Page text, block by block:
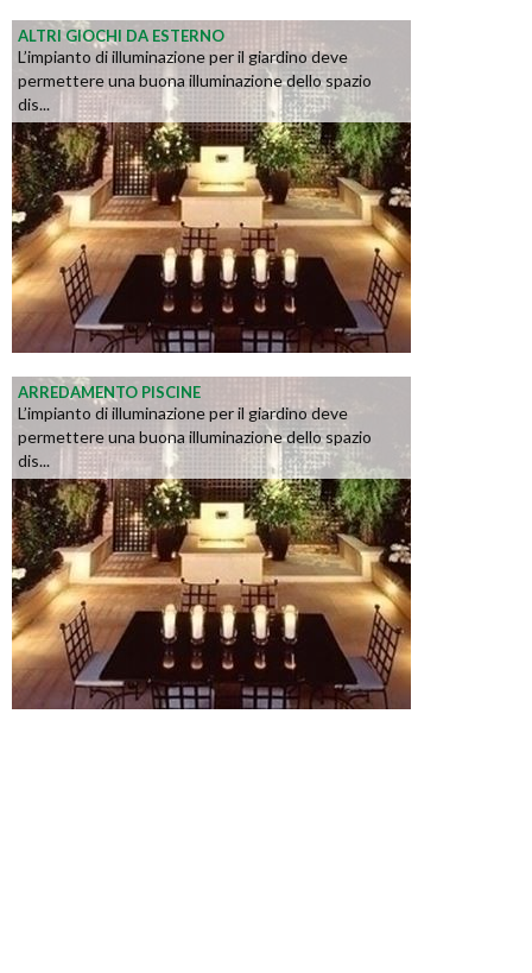
ALTRI GIOCHI DA ESTERNO
L’impianto di illuminazione per il giardino deve
permettere una buona illuminazione dello spazio
dis...
ARREDAMENTO PISCINE
L’impianto di illuminazione per il giardino deve
permettere una buona illuminazione dello spazio
dis...